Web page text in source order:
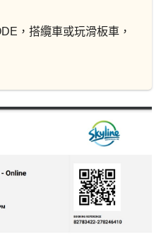
，搭纜車或玩滑板車，